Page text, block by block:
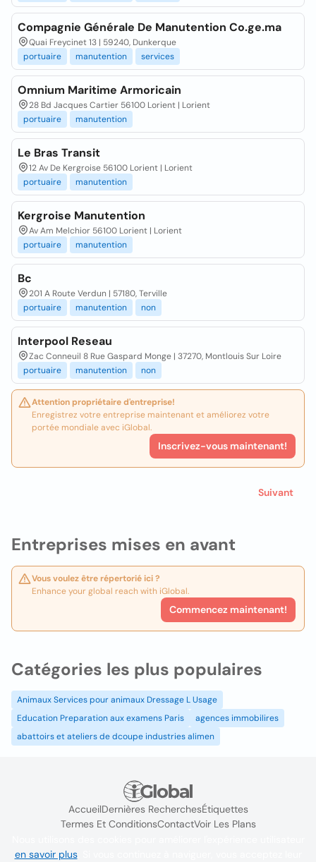
Entreprises mises en avant
Vous voulez être répertorié ici ?
Enhance your global reach with iGlobal.
Commencez maintenant!
Compagnie Générale De Manutention Co.ge.ma
Quai Freycinet 13 | 59240, Dunkerque
portuaire
manutention services
Omnium Maritime Armoricain
28 Bd Jacques Cartier 56100 Lorient | Lorient
portuaire
manutention
Le Bras Transit
12 Av De Kergroise 56100 Lorient | Lorient
portuaire
manutention
Kergroise Manutention
Av Am Melchior 56100 Lorient | Lorient
portuaire
manutention
Bc
201 A Route Verdun | 57180, Terville
portuaire
manutention non
Interpool Reseau
Zac Conneuil 8 Rue Gaspard Monge | 37270, Montlouis Sur Loire
portuaire
manutention non
Attention propriétaire d'entreprise!
Enregistrez votre entreprise maintenant et améliorez votre
portée mondiale avec iGlobal.
Inscrivez-vous maintenant!
Suivant
Catégories les plus populaires
Animaux Services pour animaux Dressage L Usage
Education Preparation aux examens Paris
agences immobilires
abattoirs et ateliers de dcoupe industries alimen
AccueilDernières RecherchesÉtiquettes
Termes Et ConditionsContactVoir Les Plans
en savoir plus. Si vous continuez à naviguer, vous acceptez leur